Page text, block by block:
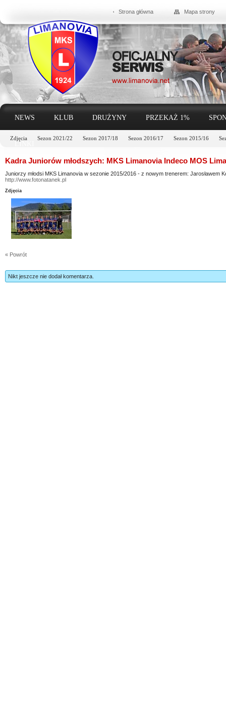
Strona główna Mapa strony
NEWS KLUB DRUŻYNY PRZEKAŻ 1%
Zdjęcia Sezon 2021/22 Sezon 2017/18 Sezon 2016/17 Sezon 2015/16
LINKI
Kadra Juniorów młodszych: MKS Limanovia Indeco MOS
Juniorzy młodsi MKS Limanovia w sezonie 2015/2016 - z nowym trenerem:
http://www.fotonatanek.pl
Zdjęcia
« Powrót
Nikt jeszcze nie dodał komentarza.